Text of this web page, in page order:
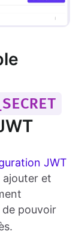
JWT
ajouter et
pouvoir